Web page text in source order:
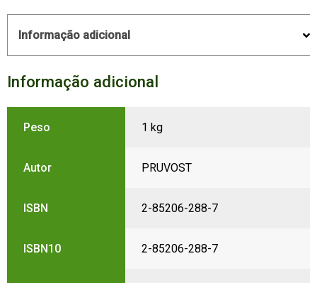
Informação adicional
Informação adicional
Peso 1 kg
Autor PRUVOST
ISBN 2-85206-288-7
ISBN10 2-85206-288-7